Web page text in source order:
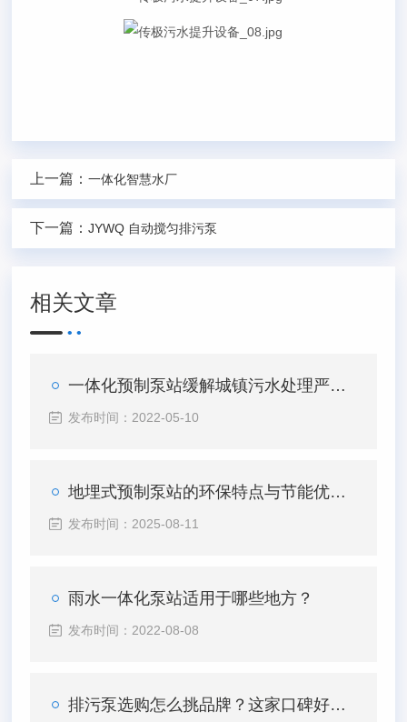
上一篇：一体化智慧水厂
下一篇：JYWQ 自动搅匀排污泵
相关文章
一体化预制泵站缓解城镇污水处理严峻态势
发布时间：2022-05-10
地埋式预制泵站的环保特点与节能优势概述
发布时间：2025-08-11
雨水一体化泵站适用于哪些地方？
发布时间：2022-08-08
排污泵选购怎么挑品牌？这家口碑好品质过硬的生产厂家值得了解